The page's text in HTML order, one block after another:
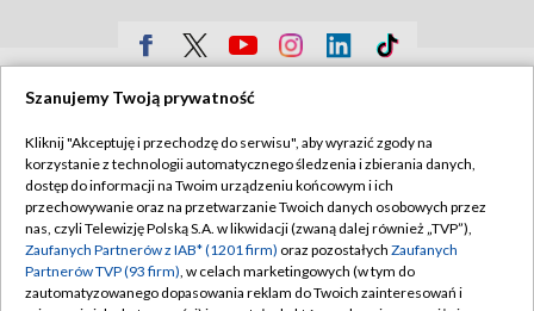
Sklep TVP
Biuro Reklamy
Oferta Handlowa
Telegazeta ogłoszenia
Polityka prywatności
Moje zgody
Biuro reklamy
Kontakt
Szanujemy Twoją prywatność
Kliknij "Akceptuję i przechodzę do serwisu", aby wyrazić zgody na
korzystanie z technologii automatycznego śledzenia i zbierania danych,
dostęp do informacji na Twoim urządzeniu końcowym i ich
przechowywanie oraz na przetwarzanie Twoich danych osobowych przez
nas, czyli Telewizję Polską S.A. w likwidacji (zwaną dalej również „TVP”),
Zaufanych Partnerów z IAB* (1201 firm) oraz pozostałych Zaufanych
Partnerów TVP (93 firm), w celach marketingowych (w tym do
zautomatyzowanego dopasowania reklam do Twoich zainteresowań i